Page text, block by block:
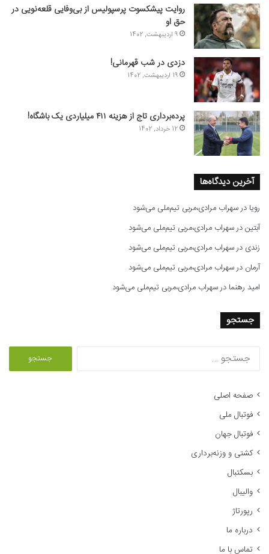
روایت پیشکسوت پرسپولیس از بی‌وفایی قلعه‌نویی در
حق او
9 اردیبهشت, 1402
دزدی در شب قهرمانی!
19 اردیبهشت, 1402
پرده‌برداری تاج از هزینه ۴۱۱ میلیاردی یک باشگاه!
12 خرداد, 1402
آخرین دیدگاه‌ها
رویا درسهراب مرادی،مربی تیم‌ملی می‌شود
آبتیندرسهراب مرادی،مربی تیم‌ملی می‌شود
زندی درسهراب مرادی،مربی تیم‌ملی می‌شود
آرمان درسهراب مرادی،مربی تیم‌ملی می‌شود
امید رهنما درسهراب مرادی،مربی تیم‌ملی می‌شود
جستجو
صفحه اصلی
فوتبال ملی
فوتبال جهان
کشتی و وزنه‌برداری
بسکتبال
والیبال
رپورتاژ
درباره ما
تماس با ما